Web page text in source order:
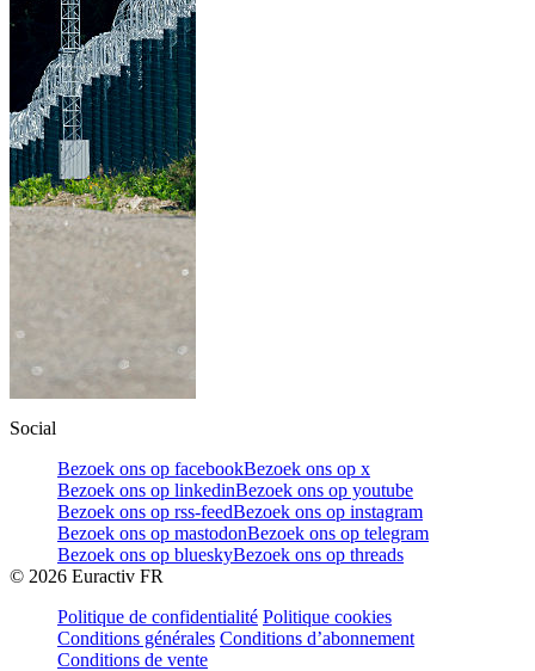
Social
Bezoek ons op facebookBezoek ons op x
Bezoek ons op linkedinBezoek ons op youtube
Bezoek ons op rss-feedBezoek ons op instagram
Bezoek ons op mastodonBezoek ons op telegram
Bezoek ons op blueskyBezoek ons op threads
© 2026 Euractiv FR
Politique de confidentialité Politique cookies
Conditions générales Conditions d’abonnement
Conditions de vente